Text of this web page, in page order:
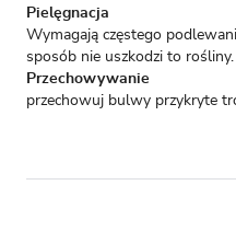
Pielęgnacja
Wymagają częstego
sposób nie uszkodzi to rośliny.
Przechowywanie
przechowuj bulwy przykryte